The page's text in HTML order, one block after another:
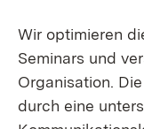
Wir optimieren
Seminars und
Organisation.
durch eine